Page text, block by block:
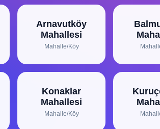
Arnavutköy
Mahallesi
Mahalle/Köy
Konaklar
Mahallesi
Mahalle/Köy